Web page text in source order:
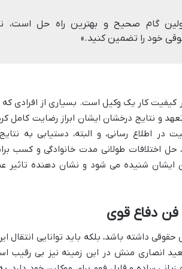
گام صحیح و بهترین راه حل است،
خود را تضمین کنید.»
کیفیت کار یک وکیل است. بسیاری از افرادی
و نتایج درخشان ایشان ابراز رضایت کامل
در اطلاع رسانی، و البته، دستیابی به
حل اختلافات طولانی مدت خانوادگی و کسب
ایشان شنیده می شود و نشان دهنده تاثیر
فن دفاع قوی
داشته باشد، بلکه باید توانایی انتقال
انصاری منش در این زمینه نیز بی رقیب